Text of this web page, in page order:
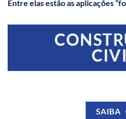
Entre elas estão as aplicações
SAIBA